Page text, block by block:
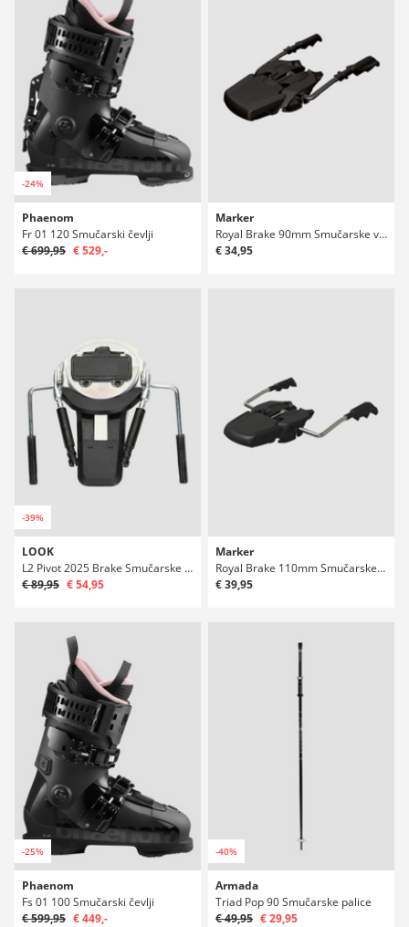
-24%
Phaenom
Fr 01 120 Smučarski čevlji
€ 699,95 € 529,-
Marker
Royal Brake 90mm Smučarske vezi
€ 34,95
-39%
LOOK
L2 Pivot 2025 Brake Smučarske vezi
€ 89,95 € 54,95
Marker
Royal Brake 110mm Smučarske vezi
€ 39,95
-25%
Phaenom
Fs 01 100 Smučarski čevlji
€ 599,95 € 449,-
-40%
Armada
Triad Pop 90 Smučarske palice
€ 49,95 € 29,95